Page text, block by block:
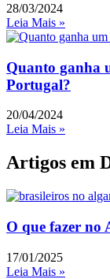
28/03/2024
Leia Mais »
Quanto ganha
Portugal?
20/04/2024
Leia Mais »
Artigos em
O que fazer no
17/01/2025
Leia Mais »